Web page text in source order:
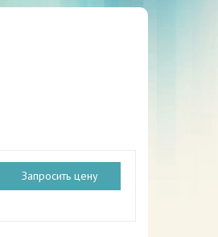
Запросить цену